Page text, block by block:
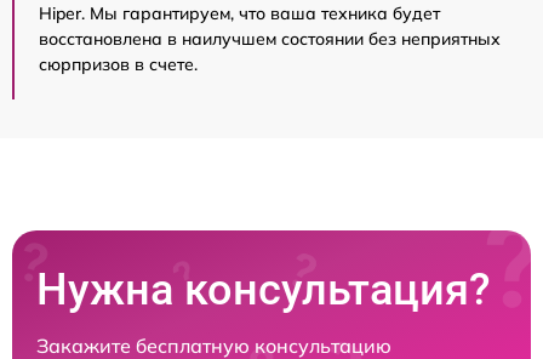
Hiper. Мы гарантируем, что ваша техника будет
восстановлена в наилучшем состоянии без неприятных
сюрпризов в счете.
Нужна консультация?
Закажите бесплатную консультацию